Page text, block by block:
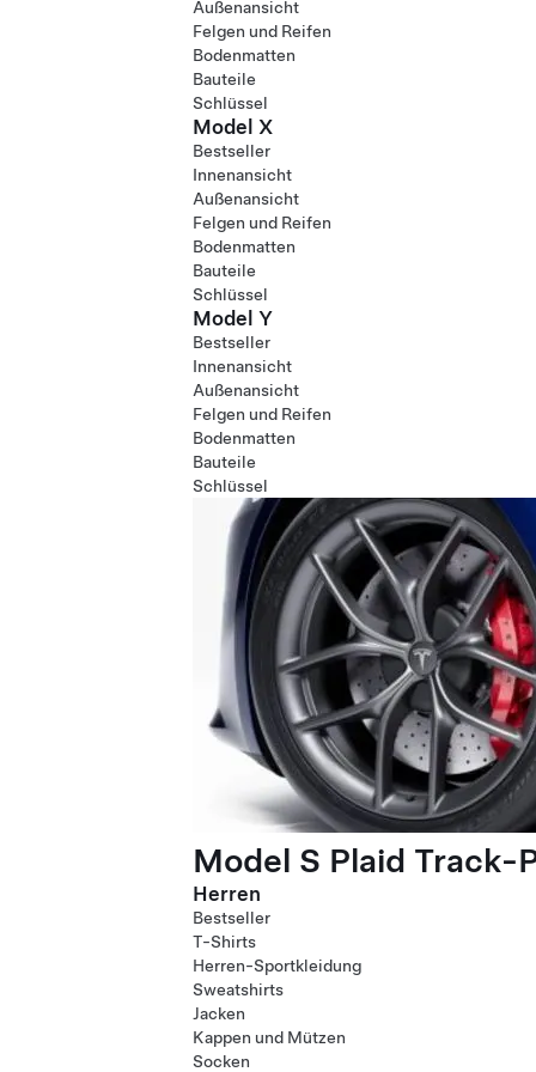
Außenansicht
Felgen und Reifen
Bodenmatten
Bauteile
Schlüssel
Model X
Bestseller
Innenansicht
Außenansicht
Felgen und Reifen
Bodenmatten
Bauteile
Schlüssel
Model Y
Bestseller
Innenansicht
Außenansicht
Felgen und Reifen
Bodenmatten
Bauteile
Schlüssel
Model S Plaid Track-
Herren
Bestseller
T-Shirts
Herren-Sportkleidung
Sweatshirts
Jacken
Kappen und Mützen
Socken